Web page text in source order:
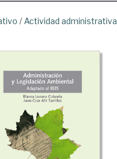
/ Actividad administrativa